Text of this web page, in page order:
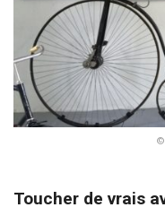
Toucher de vrais